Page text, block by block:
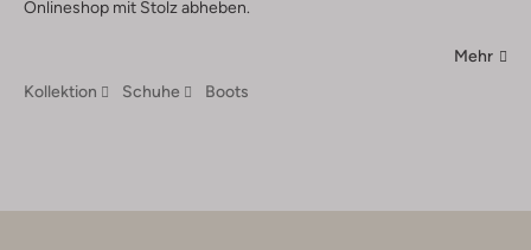
Onlineshop mit Stolz abheben.
Mehr
Kollektion
Schuhe Boots